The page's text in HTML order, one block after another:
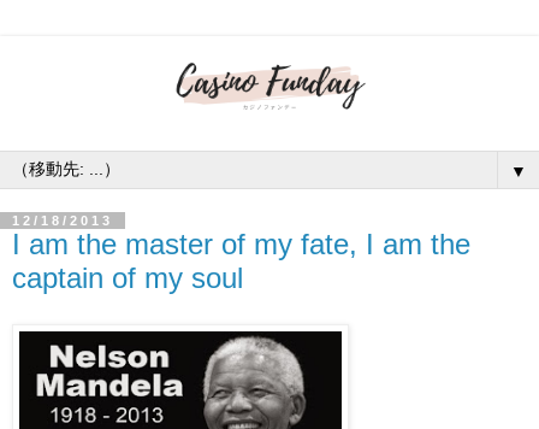
▼
12/18/2013
I am the master of my fate, I am the
captain of my soul